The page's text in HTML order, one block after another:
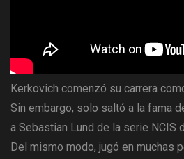
Kerkovich comenzó su carrera
Sin embargo, solo saltó a la fama
a Sebastian Lund de la serie NCIS
Del mismo modo, jugó en muchas